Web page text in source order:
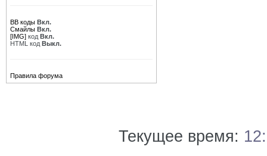
BB коды Вкл.
Смайлы Вкл.
[IMG] код Вкл.
HTML код Выкл.
Правила форума
Текущее время: